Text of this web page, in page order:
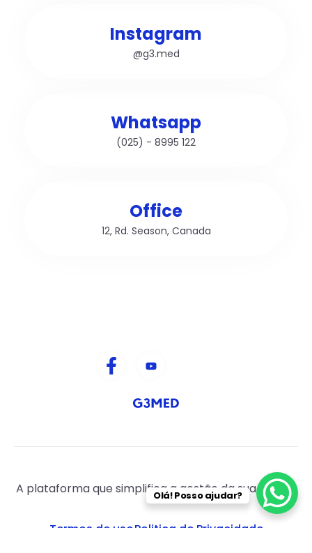
Instagram
@g3.med
Whatsapp
(025) - 8995 122
Office
12, Rd. Season, Canada
A plataforma que simplifica a gestão da sua clinica.
Termos de usoPolitica de Privacidade
Olá! Posso ajudar?